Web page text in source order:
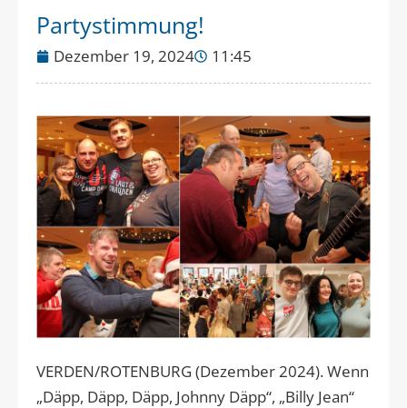
Partystimmung!
Dezember 19, 2024 11:45
VERDEN/ROTENBURG (Dezember 2024). Wenn
„Däpp, Däpp, Däpp, Johnny Däpp“, „Billy Jean“